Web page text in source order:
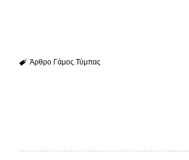
Άρθρο Γάμος Τύμπας